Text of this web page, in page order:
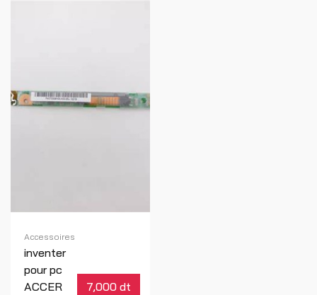
Accessoires
inventer
pour pc
ACCER
7,000 dt